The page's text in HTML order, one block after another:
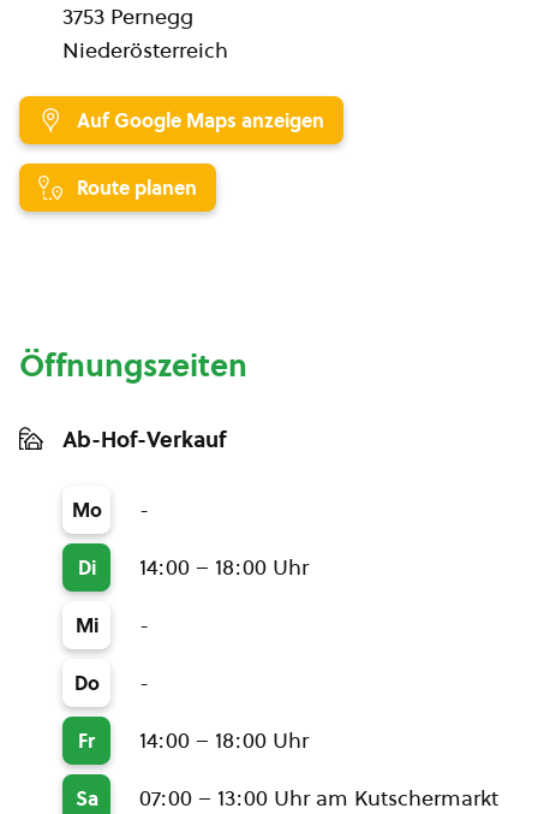
3753 Pernegg
Niederösterreich
Auf Google Maps anzeigen
Route planen
Öffnungszeiten
Ab-Hof-Verkauf
Mo -
Di 14:00 – 18:00 Uhr
Mi -
Do -
Fr 14:00 – 18:00 Uhr
Sa
07:00 – 13:00 Uhr am Kutschermarkt